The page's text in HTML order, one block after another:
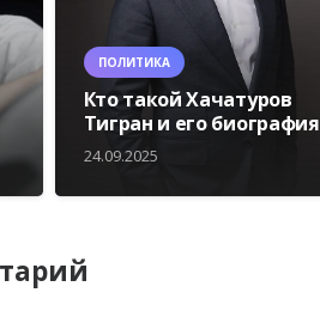
ПОЛИТИКА
Кто такой Хачатуров
Тигран и его биография
24.09.2025